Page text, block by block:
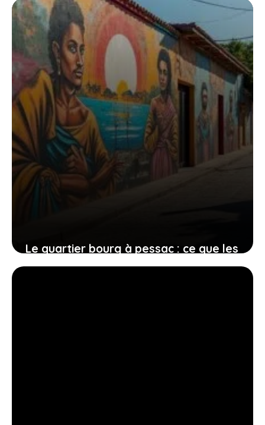
Le quartier bourg à pessac : ce que les
résidents pensent vraiment